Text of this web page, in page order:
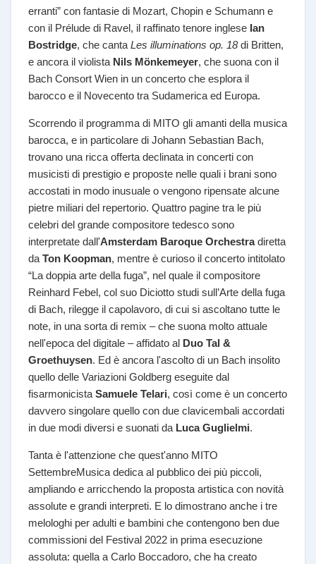
erranti” con fantasie di Mozart, Chopin e Schumann e
con il Prélude di Ravel, il raffinato tenore inglese Ian
Bostridge, che canta Les illuminations op. 18di Britten,
e ancora il violista Nils Mönkemeyer, che suona con il
Bach Consort Wien in un concerto che esplora il
barocco e il Novecento tra Sudamerica ed Europa.
Scorrendo il programma di MITO gli amanti della musica
barocca, e in particolare di Johann Sebastian Bach,
trovano una ricca offerta declinata in concerti con
musicisti di prestigio e proposte nelle quali i brani sono
accostati in modo inusuale o vengono ripensate alcune
pietre miliari del repertorio. Quattro pagine tra le più
celebri del grande compositore tedesco sono
interpretate dall'Amsterdam Baroque Orchestradiretta
da Ton Koopman, mentre è curioso il concerto intitolato
“La doppia arte della fuga”, nel quale il compositore
Reinhard Febel, col suo Diciotto studi sull’Arte della fuga
di Bach, rilegge il capolavoro, di cui si ascoltano tutte le
note, in una sorta di remix – che suona molto attuale
nell'epoca del digitale – affidato al Duo Tal &
Groethuysen. Ed è ancora l'ascolto di un Bach insolito
quello delle Variazioni Goldberg eseguite dal
fisarmonicista Samuele Telari, così come è un concerto
davvero singolare quello con due clavicembali accordati
in due modi diversi e suonati da Luca Guglielmi.
Tanta è l'attenzione che quest'anno MITO
SettembreMusica dedica al pubblico dei più piccoli,
ampliando e arricchendo la proposta artistica con novità
assolute e grandi interpreti. E lo dimostrano anche i tre
melologhi per adulti e bambini che contengono ben due
commissioni del Festival 2022 in prima esecuzione
assoluta: quella a Carlo Boccadoro, che ha creato